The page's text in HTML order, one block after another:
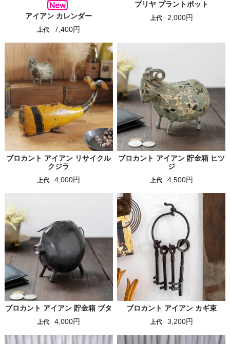
アイアン カレンダー
上代 7,400円
プリヤ プラントポット
上代 2,000円
ブロカント アイアン リサイクル
クジラ
上代 4,000円
ブロカント アイアン 貯金箱 ヒツ
ジ
上代 4,500円
ブロカント アイアン 貯金箱 ブタ
上代 4,000円
ブロカント アイアン カギ束
上代 3,200円